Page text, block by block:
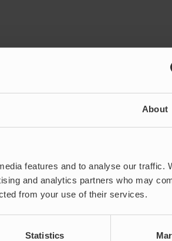
About
features and to analyse our traffic.
and analytics partners who may
from your use of their services.
Statistics